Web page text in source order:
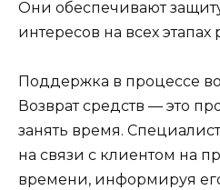
Они обеспечивают
интересов на всех этапах
Поддержка в процессе
Возврат средств — это
занять время.
на связи с клиентом на
времени, информируя